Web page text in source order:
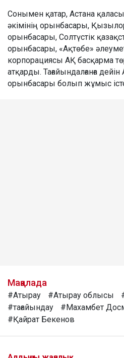
Сонымен қатар, Астана
әкімінің орынбасары,
орынбасары, Солтүстік
орынбасары, «Ақтөбе»
корпорациясы АҚ басқарма
атқарды. Тағайындалғанға
орынбасары болып жұмыс
Мақалада
#Атырау #Атырау облысы
#тағайындау
#Махамбет
#Қайрат Бекенов